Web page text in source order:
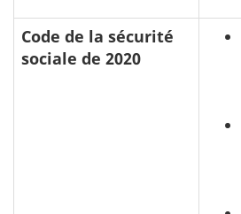
Code de la sécurité
sociale de 2020